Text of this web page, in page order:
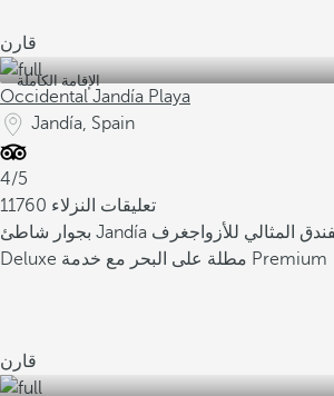
قارن
الإقامة الكاملة
Occidental Jandía Playa
Jandía, Spain
4/5
11760 تعليقات النزلاء
المثالي للأزواجغرف
Deluxe مطلة على البحر مع خدمة Premium
قارن